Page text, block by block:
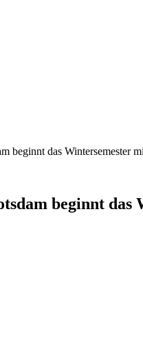
beginnt das Wintersemester
beginnt